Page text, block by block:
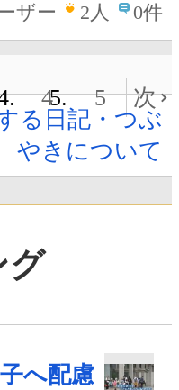
ザー
2人 0件
4 5
次
る日記・つぶ
やきについて
グ
へ配慮